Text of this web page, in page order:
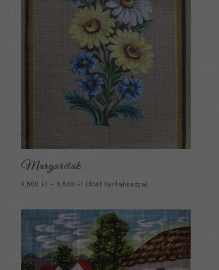
Margaréták
4,800 Ft – 9,800 Ft Ártartomány:
9,800 Ft
(Áfát tartalmazza)